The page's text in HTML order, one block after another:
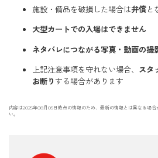
施設・備品を破損した場合は弁償と
大型カートでの入場はできません
ネタバレにつながる写真・動画の撮
上記注意事項を守れない場合、 スタ
お断り する場合があります
内容は2025年08月05日時点の情報のため、最新の情報とは異なる場
い。